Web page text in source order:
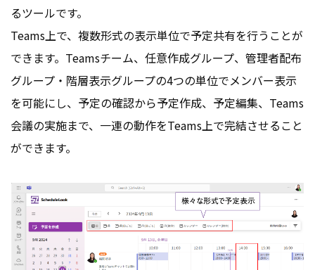
るツールです。
Teams上で、複数形式の表示単位で予定共有を行うことが
できます。Teamsチーム、任意作成グループ、管理者配布
グループ・階層表示グループの4つの単位でメンバー表示
を可能にし、予定の確認から予定作成、予定編集、Teams
会議の実施まで、一連の動作をTeams上で完結させること
ができます。